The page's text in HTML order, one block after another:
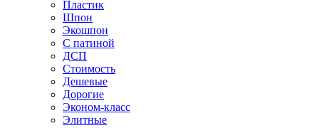
Пластик
Шпон
Экошпон
С патиной
ДСП
Стоимость
Дешевые
Дорогие
Эконом-класс
Элитные